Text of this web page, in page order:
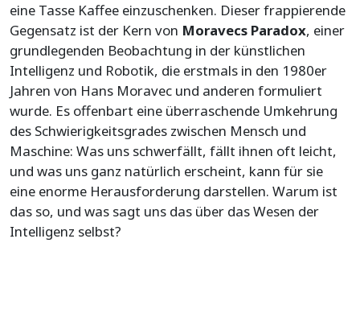
eine Tasse Kaffee einzuschenken. Dieser frappierende
Gegensatz ist der Kern von Moravecs Paradox, einer
grundlegenden Beobachtung in der künstlichen
Intelligenz und Robotik, die erstmals in den 1980er
Jahren von Hans Moravec und anderen formuliert
wurde. Es offenbart eine überraschende Umkehrung
des Schwierigkeitsgrades zwischen Mensch und
Maschine: Was uns schwerfällt, fällt ihnen oft leicht,
und was uns ganz natürlich erscheint, kann für sie
eine enorme Herausforderung darstellen. Warum ist
das so, und was sagt uns das über das Wesen der
Intelligenz selbst?